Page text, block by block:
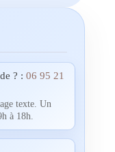
? : 06 95 21
texte. Un
à 18h.